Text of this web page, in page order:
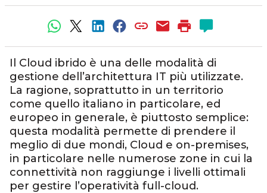
Il Cloud ibrido è una delle modalità di
gestione dell’architettura IT più utilizzate.
La ragione, soprattutto in un territorio
come quello italiano in particolare, ed
europeo in generale, è piuttosto semplice:
questa modalità permette di prendere il
meglio di due mondi, Cloud e on-premises,
in particolare nelle numerose zone in cui la
connettività non raggiunge i livelli ottimali
per gestire l’operatività full-cloud.